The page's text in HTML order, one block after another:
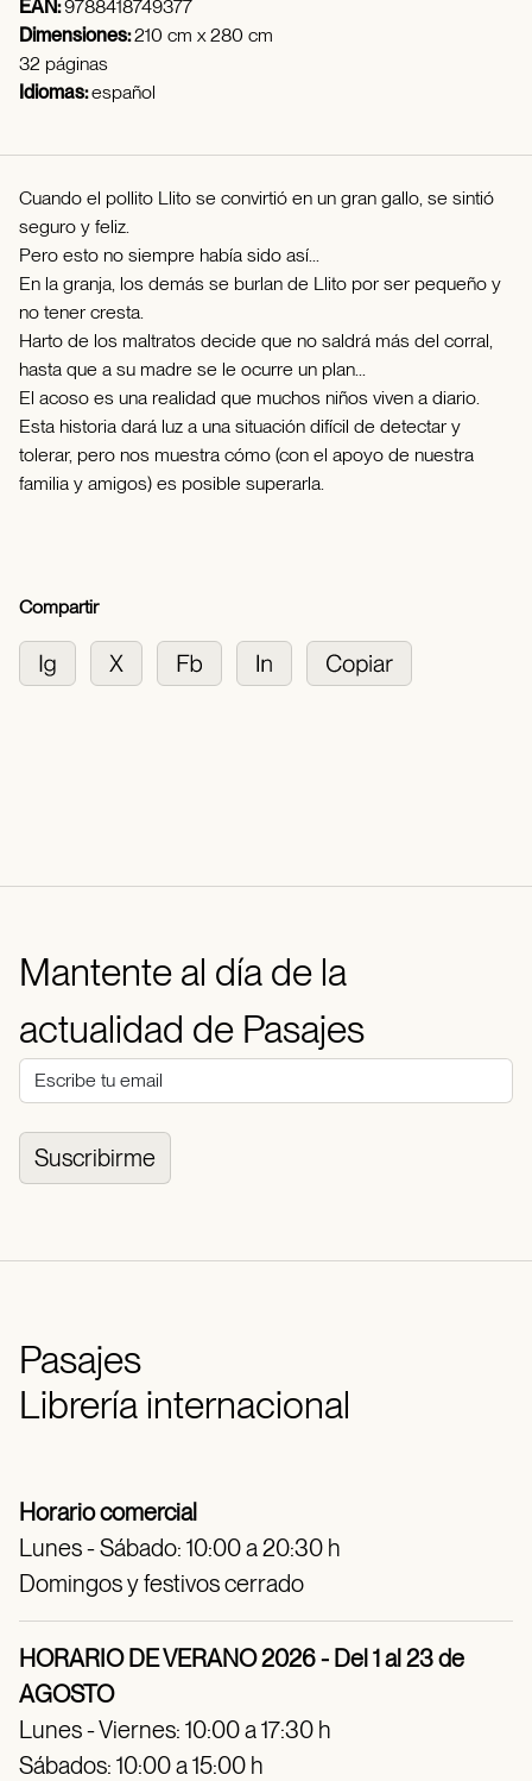
EAN:9788418749377
Dimensiones:210 cm x 280 cm
32 páginas
Idiomas:español
Cuando el pollito Llito se convirtió en un gran gallo, se sintió
seguro y feliz.
Pero esto no siempre había sido así...
En la granja, los demás se burlan de Llito por ser pequeño y
no tener cresta.
Harto de los maltratos decide que no saldrá más del corral,
hasta que a su madre se le ocurre un plan...
El acoso es una realidad que muchos niños viven a diario.
Esta historia dará luz a una situación difícil de detectar y
tolerar, pero nos muestra cómo (con el apoyo de nuestra
familia y amigos) es posible superarla.
Compartir
Mantente al día de la
actualidad de Pasajes
Suscribirme
Pasajes
Librería internacional
Horario comercial
Lunes - Sábado: 10:00 a 20:30 h
Domingos y festivos cerrado
HORARIO DE VERANO 2026 - Del 1 al 23 de
AGOSTO
Lunes - Viernes: 10:00 a 17:30 h
Sábados: 10:00 a 15:00 h